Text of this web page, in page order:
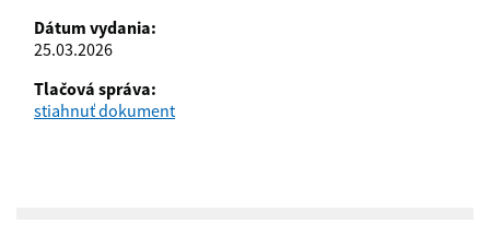
Dátum vydania:
25.03.2026
Tlačová správa:
stiahnuť dokument